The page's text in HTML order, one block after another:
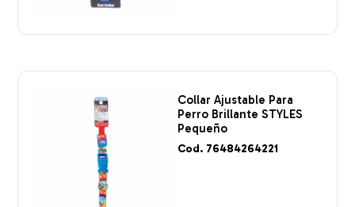
Collar Ajustable Para
Perro Brillante STYLES
Pequeño
Cod. 76484264221